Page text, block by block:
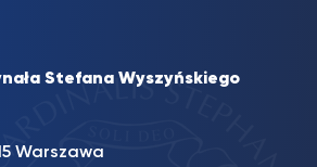
Stefana Wyszyńskiego
Warszawa